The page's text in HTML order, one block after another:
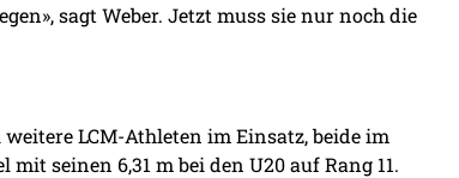
sagt Weber. Jetzt muss sie nur noch die
LCM-Athleten im Einsatz, beide im
seinen 6,31 m bei den U20 auf Rang 11.